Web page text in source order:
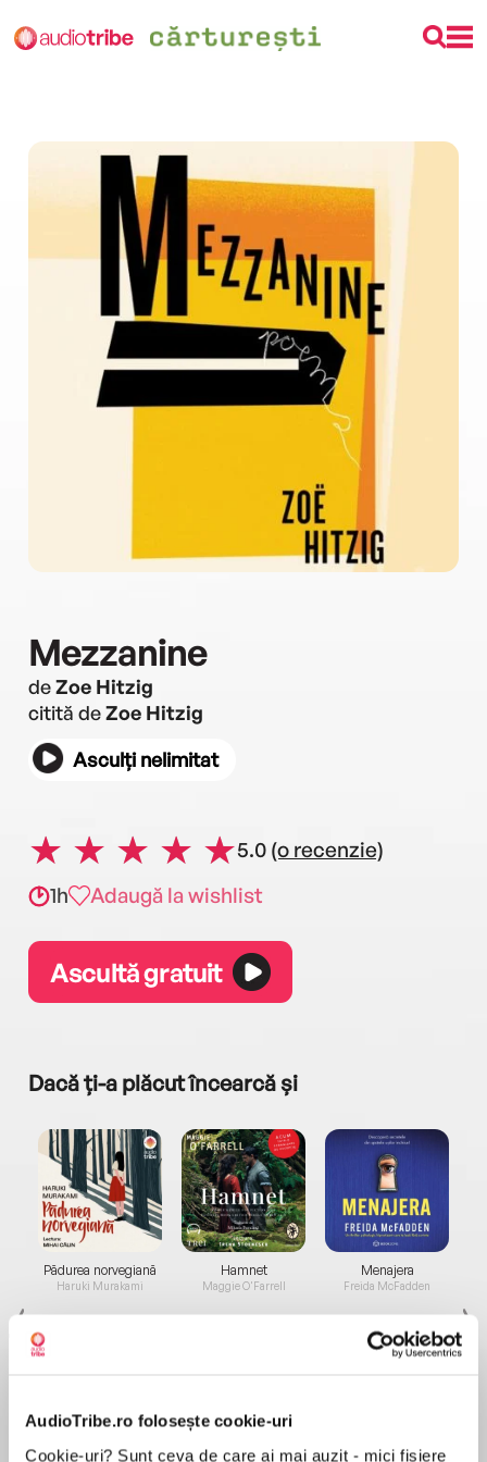
AudioTribe.ro folosește cookie-uri
Cookie-uri? Sunt ceva de care ai mai auzit - mici fișiere
Mezzanine
deZoe Hitzig
citită deZoe Hitzig
Asculți nelimitat
5.0 (o recenzie)
1h
Adaugă la wishlist
Ascultă gratuit
Dacă ți-a plăcut încearcă și
Pădurea norvegiană
Haruki Murakami
Hamnet
Maggie O'Farrell
Menajera
Freida McFadden